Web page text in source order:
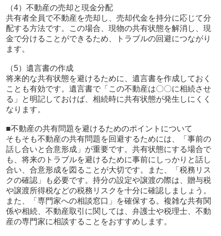
（4）不動産の売却と現金分配
共有者全員で不動産を売却し、売却代金を持分に応じて分
配する方法です。この場合、現物の共有状態を解消し、現
金で分けることができるため、トラブルの回避につながり
ます。
（5）遺言書の作成
将来的な共有状態を避けるために、遺言書を作成しておく
ことも有効です。遺言書で「この不動産は〇〇に相続させ
る」と明記しておけば、相続時に共有状態が発生しにくく
なります。
■不動産の共有問題を避けるためのポイントについて
そもそも不動産の共有問題を回避するためには、「事前の
話し合いと合意形成」が重要です。共有状態にする場合で
も、将来のトラブルを避けるために事前にしっかりと話し
合い、合意形成を図ることが大切です。また、「税務リス
クの確認」も必要です。持分の設定や譲渡の際は、贈与税
や譲渡所得税などの税務リスクを十分に確認しましょう。
また、「専門家への相談窓口」を確保する。複雑な共有関
係や相続、不動産取引に関しては、弁護士や税理士、不動
産の専門家に相談することをおすすめします。